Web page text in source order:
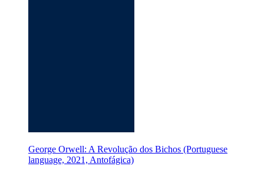
George Orwell: A Revolução dos Bichos (Portuguese
language, 2021, Antofágica)